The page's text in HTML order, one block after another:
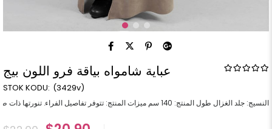
عباية شامواه بياقة فرو اللون بيج
(3429v)
النسيج: جلد الغزال طول المنتج: 140 سم ميزات المنتج: تتوفر تفاصيل الفراء. تنورتها ذات طبقتين ، مع رداء. هو انغلق.